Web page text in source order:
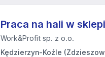
Praca na hali w
Work&Profit sp. z o.o.
Kędzierzyn-Koźle